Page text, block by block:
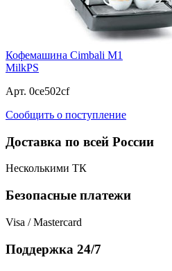
Кофемашина Cimbali M1
MilkPS
Арт. 0ce502cf
Сообщить о поступление
Доставка по всей России
Несколькими ТК
Безопасные платежи
Visa / Mastercard
Поддержка 24/7